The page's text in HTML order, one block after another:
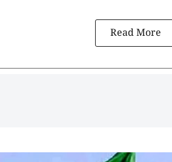
Read More